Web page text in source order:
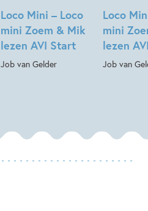
Loco Mini – Loco
mini Zoem & Mik
lezen AVI Start
Job van Gelder
Loco
mini
lezen
Job van